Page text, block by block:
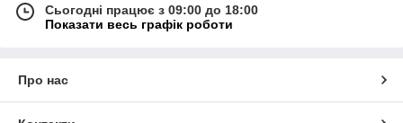
Сьогодні працює з 09:00 до 18:00
Показати весь графік роботи
Про нас